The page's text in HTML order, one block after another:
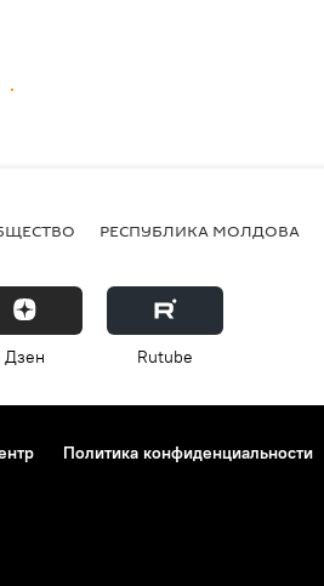
РЕСПУБЛИКА МОЛДОВА
Дзен Rutube
Политика конфиденциальности